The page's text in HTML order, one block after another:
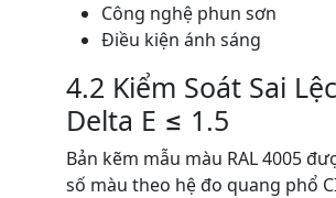
Công nghệ phun sơn
Điều kiện ánh sáng
4.2 Kiểm Soát Sai
Delta E ≤ 1.5
Bản kẽm mẫu màu RAL 4005
số màu theo hệ đo quang phổ